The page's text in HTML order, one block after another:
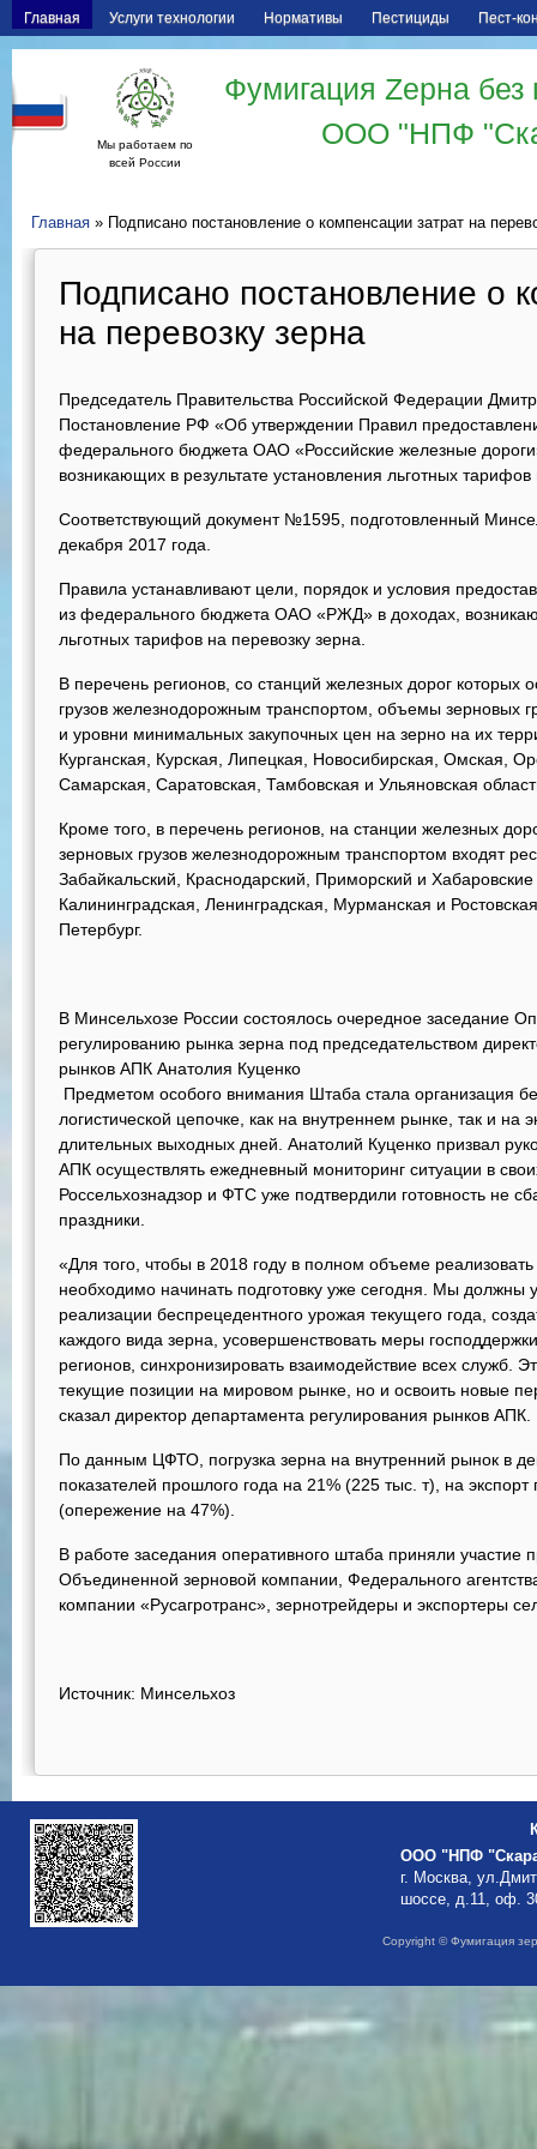
Главная Услуги технологии Нормативы Пестициды Пест-
Мы работаем по
всей России
Фумигация Zерна
ООО "НПФ
Главная » Подписано постановление о компенсации затрат на
Подписано постановление о
на перевозку зерна
Председатель Правительства Российской Федерации
Постановление РФ «Об утверждении Правил
федерального бюджета ОАО «Российские железные
возникающих в результате установления льготных тарифов
Соответствующий документ №1595, подготовленный
декабря 2017 года.
Правила устанавливают цели, порядок и условия
из федерального бюджета ОАО «РЖД» в доходах,
льготных тарифов на перевозку зерна.
В перечень регионов, со станций железных дорог которых
грузов железнодорожным транспортом, объемы зерновых
и уровни минимальных закупочных цен на зерно на их
Курганская, Курская, Липецкая, Новосибирская, Омская,
Самарская, Саратовская, Тамбовская и Ульяновская
Кроме того, в перечень регионов, на станции железных
зерновых грузов железнодорожным транспортом входят
Забайкальский, Краснодарский, Приморский и Хабаровские
Калининградская, Ленинградская, Мурманская и
Петербург.
В Минсельхозе России состоялось очередное заседание
регулированию рынка зерна под председательством
рынков АПК Анатолия Куценко
Предметом особого внимания Штаба стала организация
логистической цепочке, как на внутреннем рынке, так и на
длительных выходных дней. Анатолий Куценко призвал
АПК осуществлять ежедневный мониторинг ситуации в
Россельхознадзор и ФТС уже подтвердили готовность не
праздники.
«Для того, чтобы в 2018 году в полном объеме
необходимо начинать подготовку уже сегодня. Мы должны
реализации беспрецедентного урожая текущего года,
каждого вида зерна, усовершенствовать меры
регионов, синхронизировать взаимодействие всех служб.
текущие позиции на мировом рынке, но и освоить новые
сказал директор департамента регулирования рынков АПК.
По данным ЦФТО, погрузка зерна на внутренний рынок в
показателей прошлого года на 21% (225 тыс. т), на экспорт
(опережение на 47%).
В работе заседания оперативного штаба приняли участие
Объединенной зерновой компании, Федерального
компании «Русагротранс», зернотрейдеры и экспортеры
Источник: Минсельхоз
ООО "НПФ
г. Москва,
шоссе, д.11, оф.
Copyright © Фумигация